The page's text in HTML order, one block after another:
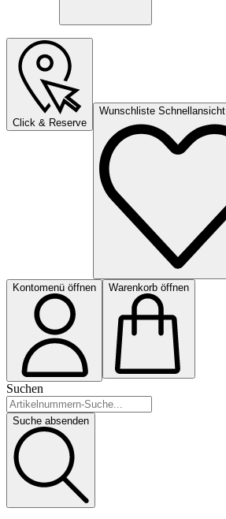
Click & Reserve
Wunschliste
Kontomenü öffnen Warenkorb öffnen
Suchen
Suche absenden